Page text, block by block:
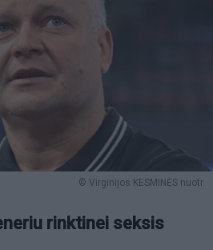
© Virginijos KESMINĖS nuotr.
rinktinei seksis